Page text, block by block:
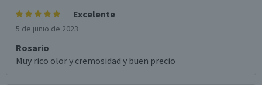
Excelente
5 de junio de 2023
Rosario
Muy rico olor y cremosidad y buen precio